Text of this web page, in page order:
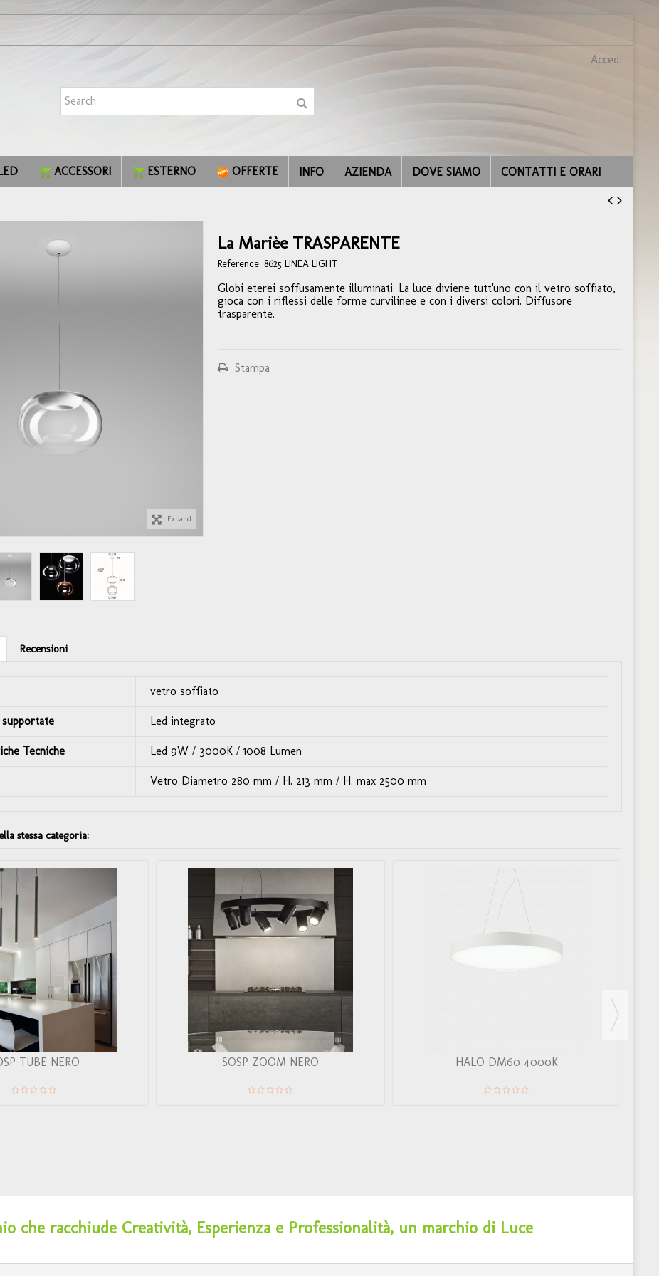
Accedi
ACCESSORI ESTERNO OFFERTE INFO AZIENDA DOVE SIAMO CONTATTI E ORARI
Expand
La Marièe TRASPARENTE
Reference: 8625 LINEA LIGHT
Globi eterei soffusamente illuminati. La luce diviene tutt'uno con il vetro soffiato,
gioca con i riflessi delle forme curvilinee e con i diversi colori. Diffusore
trasparente.
Stampa
Recensioni
vetro soffiato
supportate Led integrato
Tecniche Led 9W / 3000K / 1008 Lumen
Vetro Diametro 280 mm / H. 213 mm / H. max 2500 mm
stessa categoria:
TUBE NERO
SOSP ZOOM NERO HALO DM60 4000K
che racchiude Creatività, Esperienza e Professionalità, un marchio di Luce